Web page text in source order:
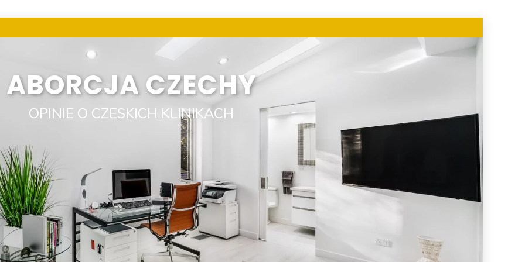
ABORCJA CZECHY
OPINIE O CZESKICH KLINIKACH